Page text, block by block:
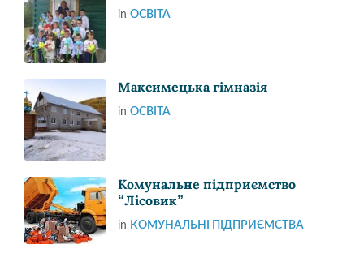
in ОСВІТА
Максимецька гімназія
in ОСВІТА
Комунальне підприємство
“Лісовик”
in КОМУНАЛЬНІ ПІДПРИЄМСТВА